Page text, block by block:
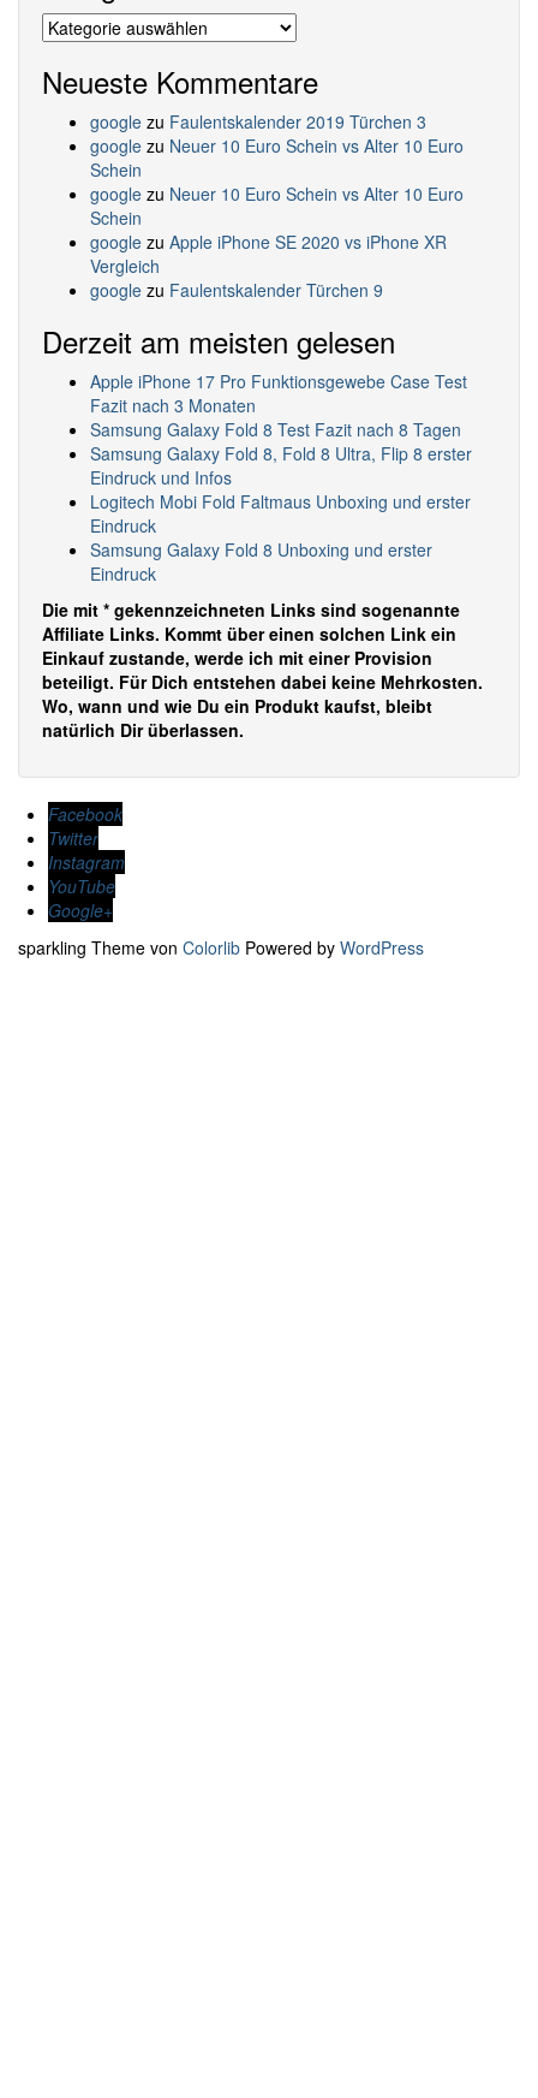
Kategorien
Neueste Kommentare
google zu Faulentskalender 2019 Türchen 3
google zu Neuer 10 Euro Schein vs Alter 10 Euro
Schein
google zu Neuer 10 Euro Schein vs Alter 10 Euro
Schein
google zu Apple iPhone SE 2020 vs iPhone XR
Vergleich
google zu Faulentskalender Türchen 9
Derzeit am meisten gelesen
Apple iPhone 17 Pro Funktionsgewebe Case Test
Fazit nach 3 Monaten
Samsung Galaxy Fold 8 Test Fazit nach 8 Tagen
Samsung Galaxy Fold 8, Fold 8 Ultra, Flip 8 erster
Eindruck und Infos
Logitech Mobi Fold Faltmaus Unboxing und erster
Eindruck
Samsung Galaxy Fold 8 Unboxing und erster
Eindruck
Die mit * gekennzeichneten Links sind sogenannte
Affiliate Links. Kommt über einen solchen Link ein
Einkauf zustande, werde ich mit einer Provision
beteiligt. Für Dich entstehen dabei keine Mehrkosten.
Wo, wann und wie Du ein Produkt kaufst, bleibt
natürlich Dir überlassen.
Facebook
Twitter
Instagram
YouTube
Google+
sparkling Theme von Colorlib Powered by WordPress